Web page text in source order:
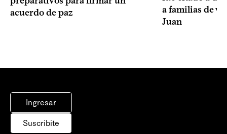
acuerdo de paz
a familias de
Juan
Ingresar
Suscribite